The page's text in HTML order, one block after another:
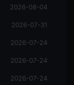
2026-08-04
2026-07-31
2026-07-24
2026-07-24
2026-07-24